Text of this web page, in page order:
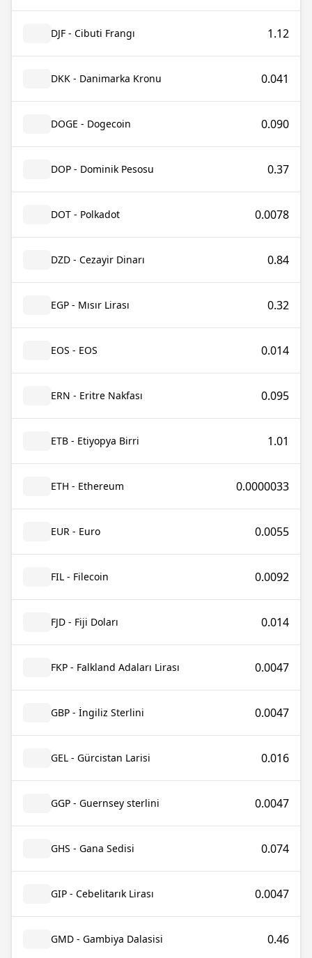
DJF - Cibuti Frangı 1.12
DKK - Danimarka Kronu 0.041
DOGE - Dogecoin 0.090
DOP - Dominik Pesosu 0.37
DOT - Polkadot 0.0078
DZD - Cezayir Dinarı 0.84
EGP - Mısır Lirası 0.32
EOS - EOS 0.014
ERN - Eritre Nakfası 0.095
ETB - Etiyopya Birri 1.01
ETH - Ethereum 0.0000033
EUR - Euro 0.0055
FIL - Filecoin 0.0092
FJD - Fiji Doları 0.014
FKP - Falkland Adaları Lirası 0.0047
GBP - İngiliz Sterlini 0.0047
GEL - Gürcistan Larisi 0.016
GGP - Guernsey sterlini 0.0047
GHS - Gana Sedisi 0.074
GIP - Cebelitarık Lirası 0.0047
GMD - Gambiya Dalasisi 0.46